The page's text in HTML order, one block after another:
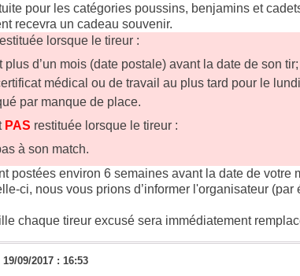
pour les catégories poussins, benjamins et
recevra un cadeau souvenir.
lorsque le tireur :
plus d’un mois (date postale) avant la date de son tir;
médical ou de travail au plus tard pour le
par manque de place.
PAS restituée lorsque le tireur :
à son match.
postées environ 6 semaines avant la date de votre
ci, nous vous prions d’informer l'organisateur
chaque tireur excusé sera immédiatement
19/09/2017 : 16:53